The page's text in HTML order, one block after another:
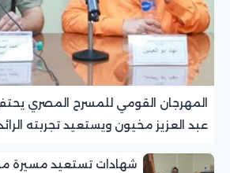
المهرجان القومي للمسرح المصري
عبد العزيز مخيون ويستعيد تجربته
شهادات تستعيد مسيرة